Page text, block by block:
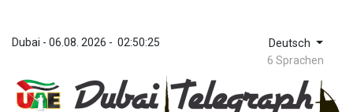
Dubai - 06.08. 2026 - 02:50:25 Deutsch
6 Sprachen